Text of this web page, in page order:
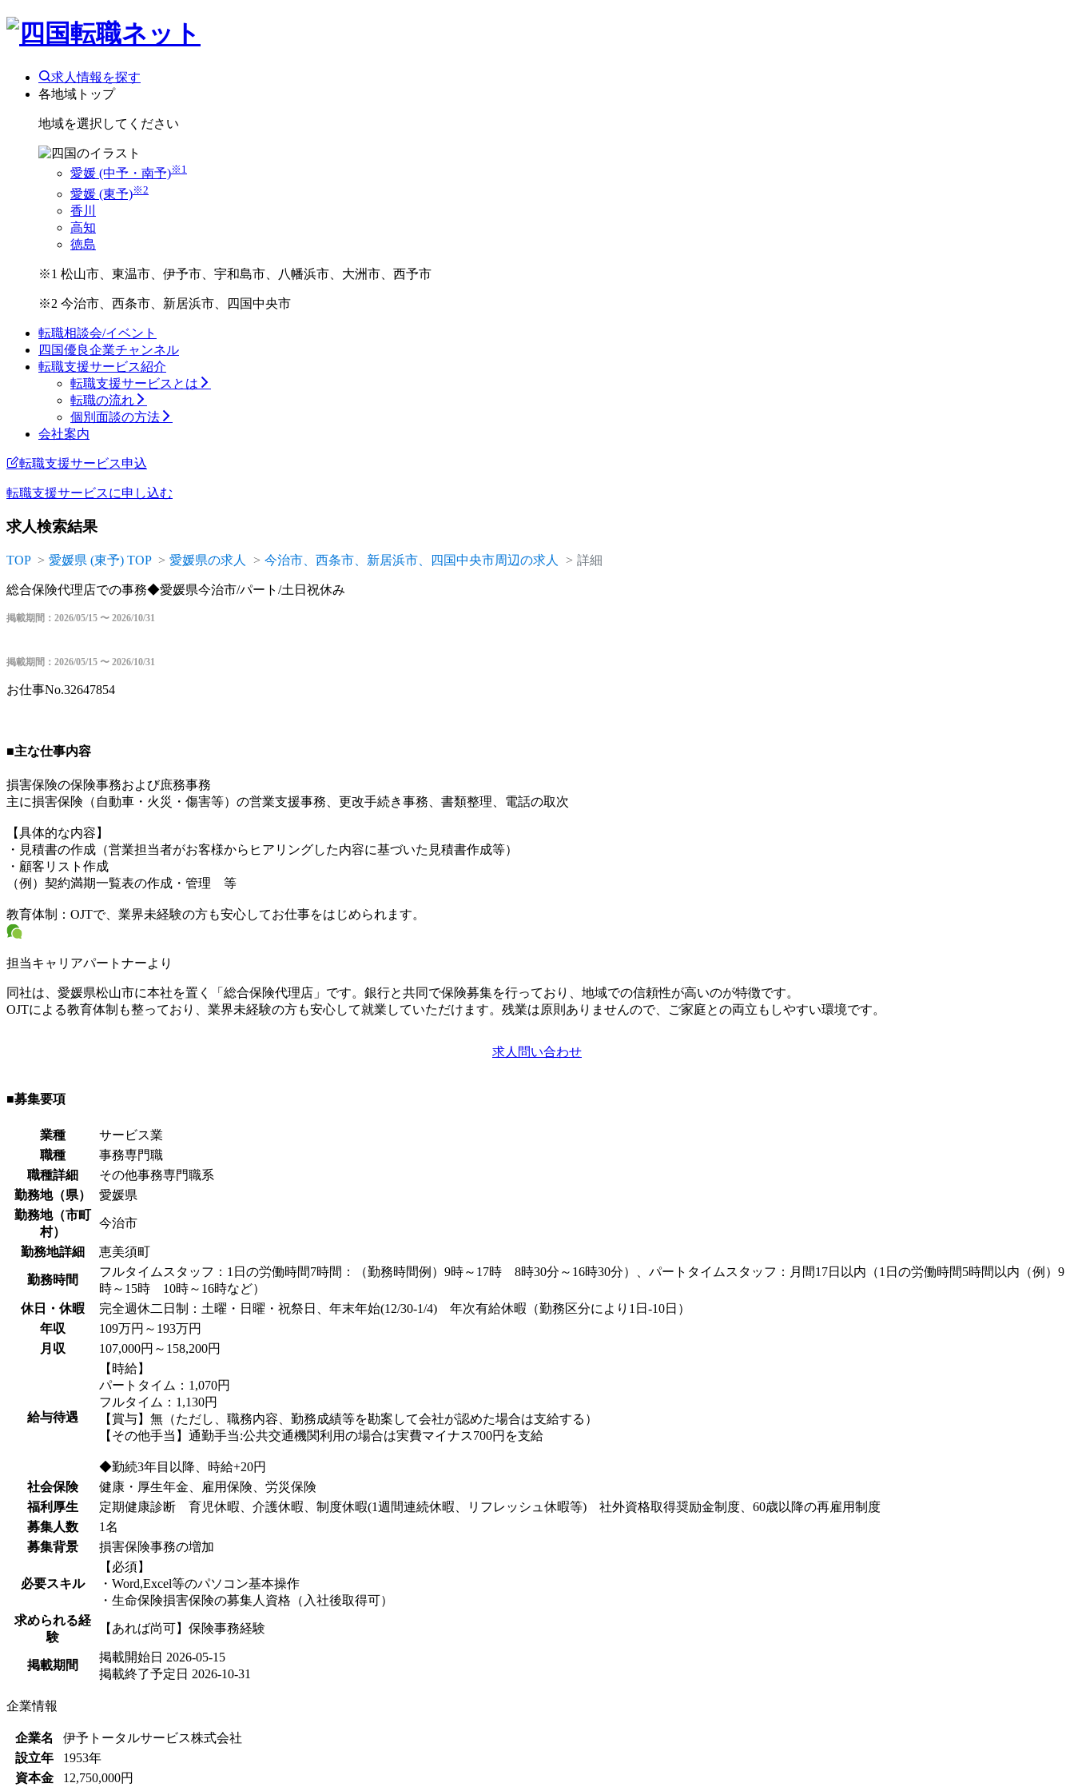
求人情報を探す
各地域トップ
地域を選択してください
愛媛 (中予・南予)※1
愛媛 (東予)※2
香川
高知
徳島
※1 松山市、東温市、伊予市、宇和島市、八幡浜市、大洲市、西予市
※2 今治市、西条市、新居浜市、四国中央市
転職相談会/イベント
四国優良企業チャンネル
転職支援サービス紹介
転職支援サービスとは
転職の流れ
個別面談の方法
会社案内
転職支援サービス申込
転職支援サービスに申し込む
求人検索結果
TOP 愛媛県 (東予) TOP 愛媛県の求人 今治市、西条市、新居浜市、四国中央市周辺の求人 詳細
総合保険代理店での事務◆愛媛県今治市/パート/土日祝休み
掲載期間：2026/05/15 〜 2026/10/31
掲載期間：2026/05/15 〜 2026/10/31
お仕事No.32647854
■主な仕事内容
損害保険の保険事務および庶務事務
主に損害保険（自動車・火災・傷害等）の営業支援事務、更改手続き事務、書類整理、電話の取次
【具体的な内容】
・見積書の作成（営業担当者がお客様からヒアリングした内容に基づいた見積書作成等）
・顧客リスト作成
（例）契約満期一覧表の作成・管理 等
教育体制：OJTで、業界未経験の方も安心してお仕事をはじめられます。
担当キャリアパートナーより
同社は、愛媛県松山市に本社を置く「総合保険代理店」です。銀行と共同で保険募集を行っており、地域での信頼性が高いのが特徴です。
OJTによる教育体制も整っており、業界未経験の方も安心して就業していただけます。残業は原則ありませんので、ご家庭との両立もしやすい環境です。
求人問い合わせ
■募集要項
業種
サービス業
職種
事務専門職
職種詳細
その他事務専門職系
勤務地（県）
愛媛県
勤務地（市町
村）
今治市
勤務地詳細 恵美須町
勤務時間
フルタイムスタッフ：1日の労働時間7時間：（勤務時間例）9時～17時 8時30分～16時30分）、パートタイムスタッフ：月間17日以内（1日の労働時間5時間以内（例）9
時～15時 10時～16時など）
休日・休暇
完全週休二日制：土曜・日曜・祝祭日、年末年始(12/30-1/4) 年次有給休暇（勤務区分により1日-10日）
年収
109万円～193万円
月収
107,000円～158,200円
給与待遇
【時給】
パートタイム：1,070円
フルタイム：1,130円
【賞与】無（ただし、職務内容、勤務成績等を勘案して会社が認めた場合は支給する）
【その他手当】通勤手当:公共交通機関利用の場合は実費マイナス700円を支給
◆勤続3年目以降、時給+20円
社会保険
健康・厚生年金、雇用保険、労災保険
福利厚生
定期健康診断 育児休暇、介護休暇、制度休暇(1週間連続休暇、リフレッシュ休暇等) 社外資格取得奨励金制度、60歳以降の再雇用制度
募集人数
1名
募集背景
損害保険事務の増加
必要スキル
【必須】
・Word,Excel等のパソコン基本操作
・生命保険損害保険の募集人資格（入社後取得可）
求められる経
験
【あれば尚可】保険事務経験
掲載期間
掲載開始日 2026-05-15
掲載終了予定日 2026-10-31
企業情報
企業名
伊予トータルサービス株式会社
設立年
1953年
資本金
12,750,000円